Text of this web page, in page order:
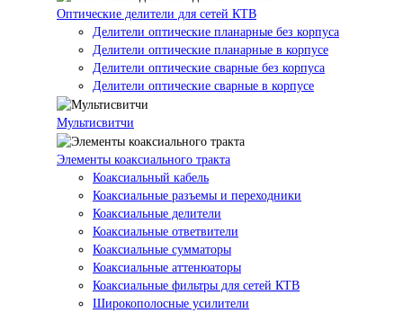
Оптические делители для сетей КТВ
Делители оптические планарные без корпуса
Делители оптические планарные в корпусе
Делители оптические сварные без корпуса
Делители оптические сварные в корпусе
Мультисвитчи
Элементы коаксиального тракта
Коаксиальный кабель
Коаксиальные разъемы и переходники
Коаксиальные делители
Коаксиальные ответвители
Коаксиальные сумматоры
Коаксиальные аттенюаторы
Коаксиальные фильтры для сетей КТВ
Широкополосные усилители